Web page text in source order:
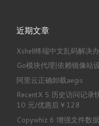
近期文章
Xshell终端中文乱码解决
Go模块代理|依赖镜像站
阿里云正确卸载aegis
RecentX 5 历史访问记录
10 元/优惠后￥128
Copywhiz 6 增强文件数